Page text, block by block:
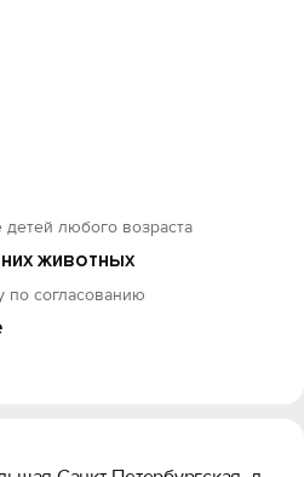
любого возраста
животных
по согласованию